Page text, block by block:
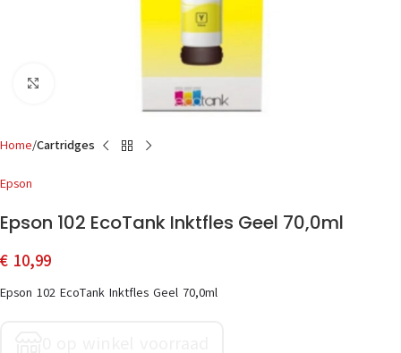
Home Cartridges
Epson
Epson 102 EcoTank Inktfles Geel 70,0ml
€ 10,99
Epson 102 EcoTank Inktfles Geel 70,0ml